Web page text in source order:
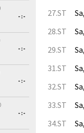
-:-
-:-
-:-
-:-
27.ST
28.ST
29.ST
31.ST
32.ST
33.ST
34.ST